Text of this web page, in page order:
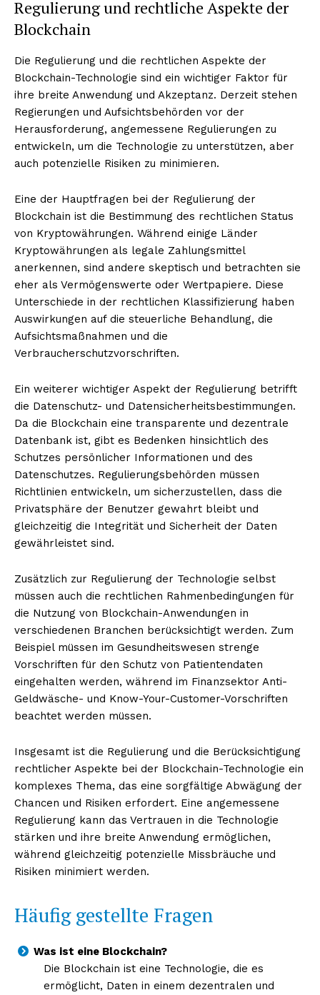
Regulierung und rechtliche Aspekte der
Blockchain
Die Regulierung und die rechtlichen Aspekte der
Blockchain-Technologie sind ein wichtiger Faktor für
ihre breite Anwendung und Akzeptanz. Derzeit stehen
Regierungen und Aufsichtsbehörden vor der
Herausforderung, angemessene Regulierungen zu
entwickeln, um die Technologie zu unterstützen, aber
auch potenzielle Risiken zu minimieren.
Eine der Hauptfragen bei der Regulierung der
Blockchain ist die Bestimmung des rechtlichen Status
von Kryptowährungen. Während einige Länder
Kryptowährungen als legale Zahlungsmittel
anerkennen, sind andere skeptisch und betrachten sie
eher als Vermögenswerte oder Wertpapiere. Diese
Unterschiede in der rechtlichen Klassifizierung haben
Auswirkungen auf die steuerliche Behandlung, die
Aufsichtsmaßnahmen und die
Verbraucherschutzvorschriften.
Ein weiterer wichtiger Aspekt der Regulierung betrifft
die Datenschutz- und Datensicherheitsbestimmungen.
Da die Blockchain eine transparente und dezentrale
Datenbank ist, gibt es Bedenken hinsichtlich des
Schutzes persönlicher Informationen und des
Datenschutzes. Regulierungsbehörden müssen
Richtlinien entwickeln, um sicherzustellen, dass die
Privatsphäre der Benutzer gewahrt bleibt und
gleichzeitig die Integrität und Sicherheit der Daten
gewährleistet sind.
Zusätzlich zur Regulierung der Technologie selbst
müssen auch die rechtlichen Rahmenbedingungen für
die Nutzung von Blockchain-Anwendungen in
verschiedenen Branchen berücksichtigt werden. Zum
Beispiel müssen im Gesundheitswesen strenge
Vorschriften für den Schutz von Patientendaten
eingehalten werden, während im Finanzsektor Anti-
Geldwäsche- und Know-Your-Customer-Vorschriften
beachtet werden müssen.
Insgesamt ist die Regulierung und die Berücksichtigung
rechtlicher Aspekte bei der Blockchain-Technologie ein
komplexes Thema, das eine sorgfältige Abwägung der
Chancen und Risiken erfordert. Eine angemessene
Regulierung kann das Vertrauen in die Technologie
stärken und ihre breite Anwendung ermöglichen,
während gleichzeitig potenzielle Missbräuche und
Risiken minimiert werden.
Häufig gestellte Fragen
Was ist eine Blockchain?
Die Blockchain ist eine Technologie, die es
ermöglicht, Daten in einem dezentralen und